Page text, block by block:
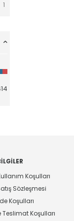
1
Koşulları
Sözleşmesi
Koşulları
Teslimat Koşulları